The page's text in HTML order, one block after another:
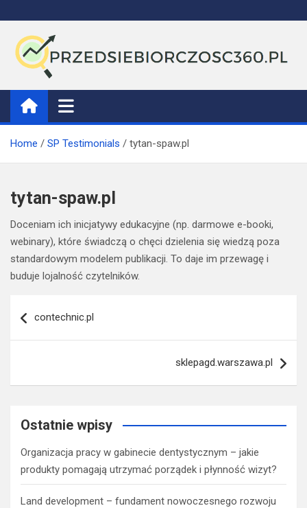
to
content
Przedsiebiorczosc360
Home SP Testimonials tytan-spaw.pl
tytan-spaw.pl
Doceniam ich inicjatywy edukacyjne (np. darmowe e-booki,
webinary), które świadczą o chęci dzielenia się wiedzą poza
standardowym modelem publikacji. To daje im przewagę i
buduje lojalność czytelników.
wpisu
contechnic.pl
sklepagd.warszawa.pl
Ostatnie wpisy
Organizacja pracy w gabinecie dentystycznym – jakie
produkty pomagają utrzymać porządek i płynność wizyt?
Land development – fundament nowoczesnego rozwoju